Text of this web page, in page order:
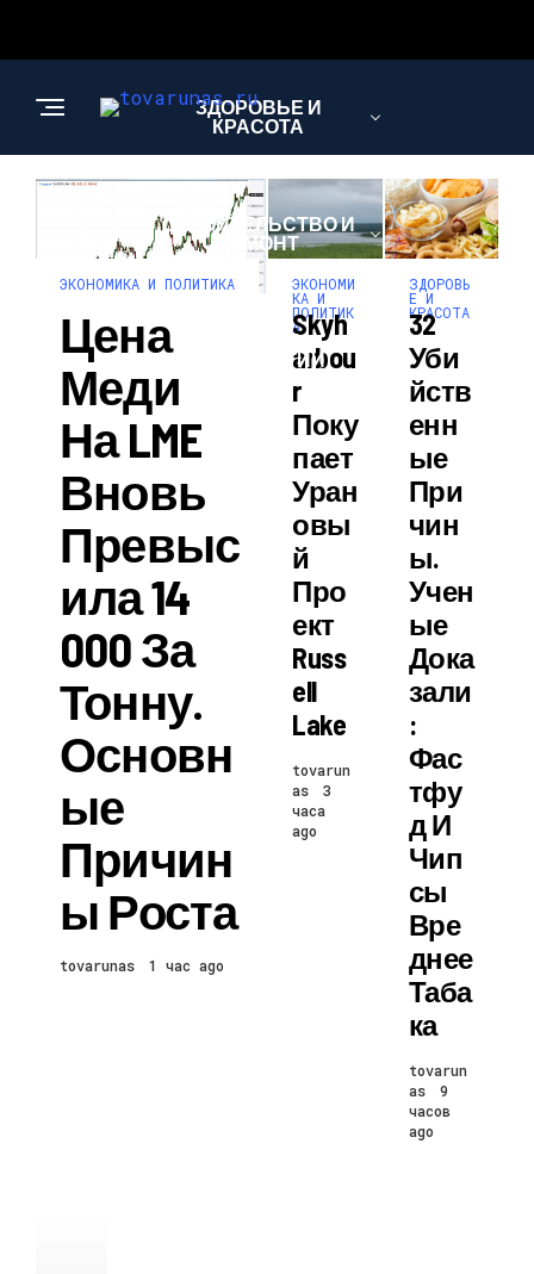
ЗДОРОВЬЕ И
КРАСОТА
СТРОИТЕЛЬСТВО И
РЕМОНТ
НАУКА И
ТЕХНОЛОГИИ
ЭКОНОМИКА И ПОЛИТИКА
Цена
Меди
На LME
Вновь
Превыс
Ила 14
000 За
Тонну.
Основн
Ые
Причин
Ы Роста
tovarunas 1 час ago
ЭКОНОМИ
КА И
ПОЛИТИК
А
Skyh
Arbou
R
Поку
Пает
Уран
Овы
Й
Про
Ект
Russ
Ell
Lake
tovarun
as
3
часа
ago
ЗДОРОВЬ
Е И
КРАСОТА
32
Уби
Йств
Енн
Ые
При
Чин
Ы.
Учен
Ые
Дока
Зали
:
Фас
Тфу
Д И
Чип
Сы
Вре
Днее
Таба
Ка
tovarun
as
9
часов
ago